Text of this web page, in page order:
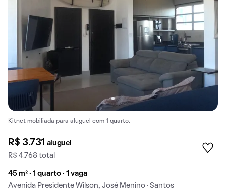
Kitnet mobiliada para aluguel com 1 quarto.
R$ 3.731 aluguel
R$ 4.768 total
45 m² · 1 quarto · 1 vaga
Avenida Presidente Wilson, José Menino · Santos